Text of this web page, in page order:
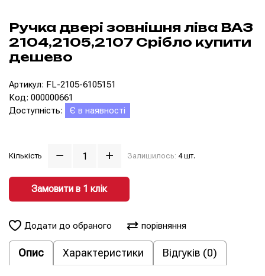
Ручка двері зовнішня ліва ВАЗ
2104,2105,2107 Срібло купити
дешево
Артикул: FL-2105-6105151
Код: 000000661
Доступність:
Є в наявності
Кількість Залишилось: 4 шт.
Замовити в 1 клiк
Додати до обраного порівняння
Опис Характеристики Відгуків (0)